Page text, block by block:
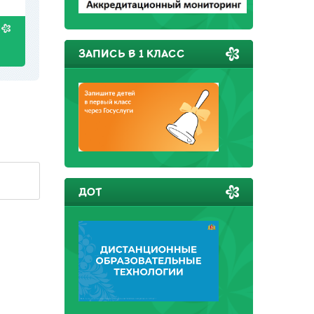
ЗАПИСЬ В 1 КЛАСС
ДОТ